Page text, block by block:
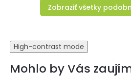
Zobraziť všetky
High-contrast mode
Mohlo by Vás